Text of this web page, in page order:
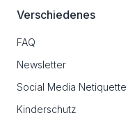
Verschiedenes
FAQ
Newsletter
Social Media Netiquette
Kinderschutz